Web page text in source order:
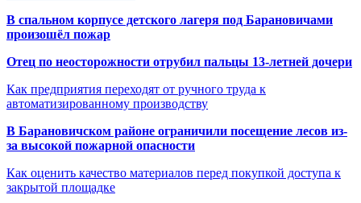
В спальном корпусе детского лагеря под Барановичами
произошёл пожар
Отец по неосторожности отрубил пальцы 13-летней дочери
Как предприятия переходят от ручного труда к
автоматизированному производству
В Барановичском районе ограничили посещение лесов из-
за высокой пожарной опасности
Как оценить качество материалов перед покупкой доступа к
закрытой площадке